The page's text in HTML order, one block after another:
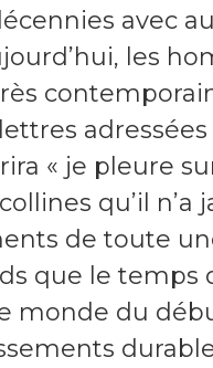
avec
les
« je pleure
qu’il n’a
de toute
que le temps
monde du